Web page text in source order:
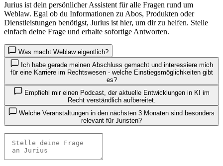
Jurius ist dein persönlicher Assistent für alle Fragen rund um
Weblaw. Egal ob du Informationen zu Abos, Produkten oder
Dienstleistungen benötigst, Jurius ist hier, um dir zu helfen. Stelle
einfach deine Frage und erhalte sofortige Antworten.
Was macht Weblaw eigentlich?
Ich habe gerade meinen Abschluss gemacht und interessiere mich
für eine Karriere im Rechtswesen - welche Einstiegsmöglichkeiten gibt
es?
Empfiehl mir einen Podcast, der aktuelle Entwicklungen in KI im
Recht verständlich aufbereitet.
relevant für Juristen?